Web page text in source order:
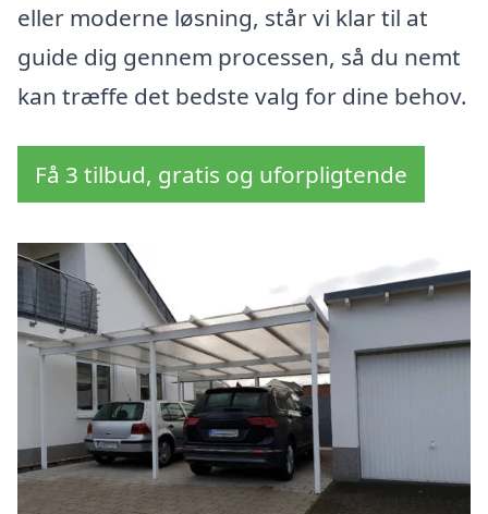
eller moderne løsning, står vi klar til at
guide dig gennem processen, så du nemt
kan træffe det bedste valg for dine behov.
Få 3 tilbud, gratis og uforpligtende